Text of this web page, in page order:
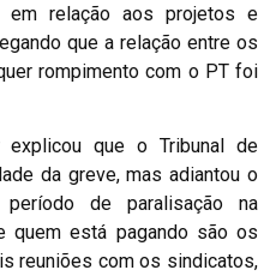
em relação aos projetos e
que a relação entre os
rompimento com o PT foi
explicou que o Tribunal de
da greve, mas adiantou o
de paralisação na
quem está pagando são os
reuniões com os sindicatos,